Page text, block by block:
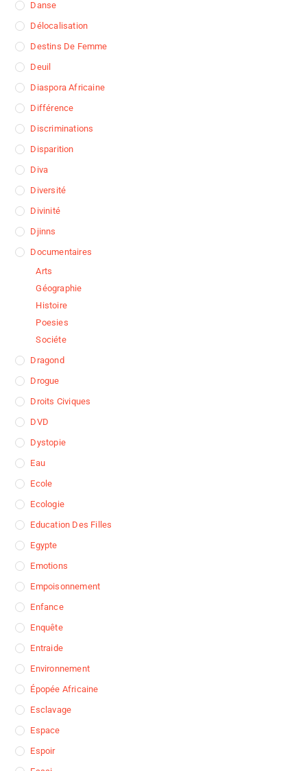
Danse
Délocalisation
Destins De Femme
Deuil
Diaspora Africaine
Différence
Discriminations
Disparition
Diva
Diversité
Divinité
Djinns
Documentaires
Arts
Géographie
Histoire
Poesies
Sociéte
Dragond
Drogue
Droits Civiques
DVD
Dystopie
Eau
Ecole
Ecologie
Education Des Filles
Egypte
Emotions
Empoisonnement
Enfance
Enquête
Entraide
Environnement
Épopée Africaine
Esclavage
Espace
Espoir